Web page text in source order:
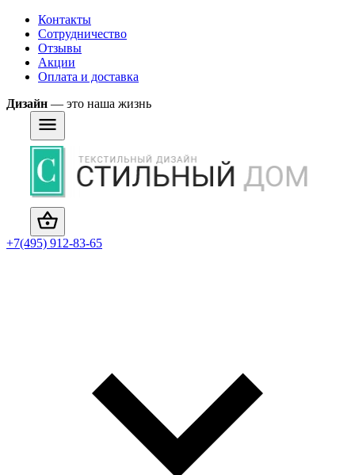
Контакты
Сотрудничество
Отзывы
Акции
Оплата и доставка
Дизайн — это наша жизнь
+7(495) 912-83-65